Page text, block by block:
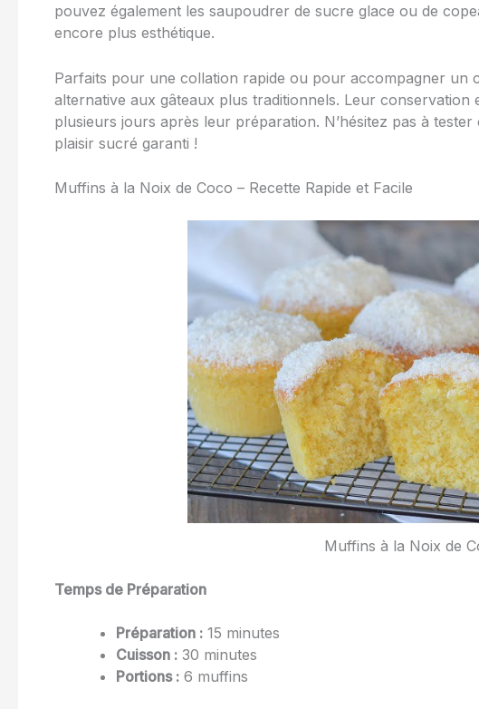
pouvez également les saupoudrer de sucre glace ou de
encore plus esthétique.
Parfaits pour une collation rapide ou pour accompagner un
alternative aux gâteaux plus traditionnels. Leur conservation
plusieurs jours après leur préparation. N’hésitez pas à
plaisir sucré garanti !
Muffins à la Noix de Coco – Recette Rapide et Facile
Muffins à la Noix de
Temps de Préparation
Préparation : 15 minutes
Cuisson : 30 minutes
Portions : 6 muffins